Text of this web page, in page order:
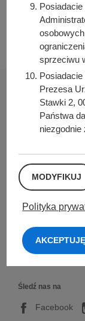
Urząd Miasta i
62-035 Kórnik
Nr konta
26 9076 0008
Śledź nas na
Facebook
sprzeciwu
Prezesa
Stawki 2,
Państwa
MODYFIKUJ
Polityka